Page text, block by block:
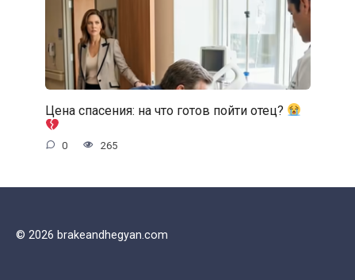
Цена спасения: на что готов пойти отец?
0 265
© 2026 brakeandhegyan.com